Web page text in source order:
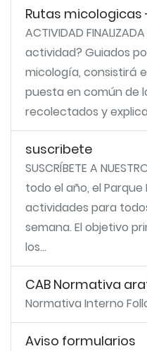
Rutas micologicas
ACTIVIDAD
actividad? Guiados
micología, consistirá
puesta en común de
recolectados y
suscribete
SUSCRÍBETE A
todo el año, el
actividades para
semana. El objetivo
los...
CAB Normativa
Normativa Interno
Aviso formularios